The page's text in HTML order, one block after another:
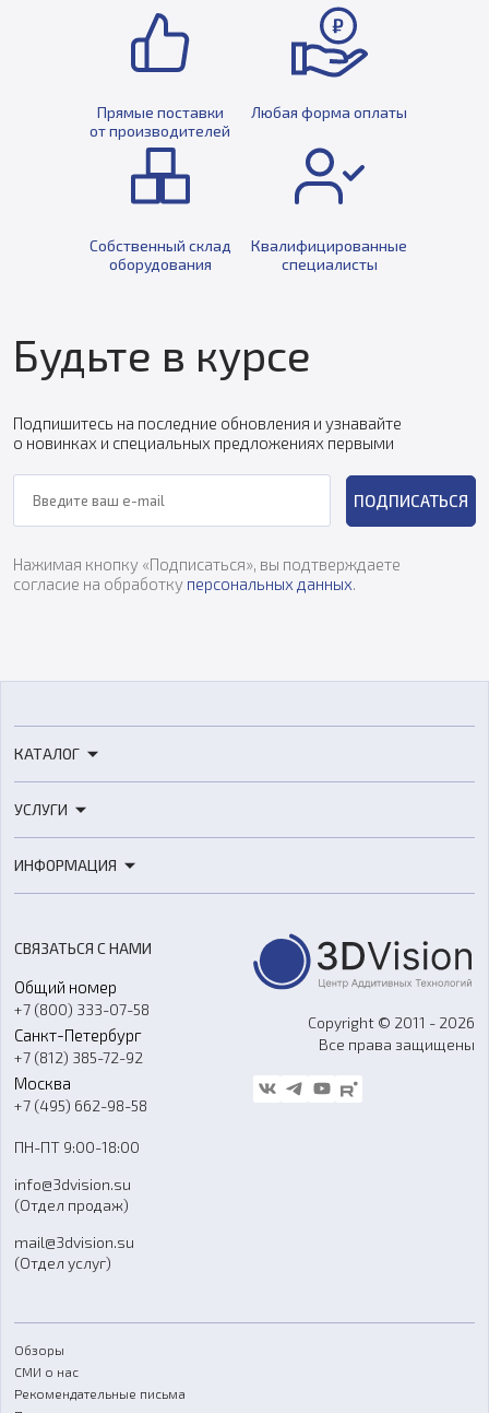
Прямые поставки
от производителей
Любая форма оплаты
Собственный склад
оборудования
Квалифицированные
специалисты
Будьте в курсе
Подпишитесь на последние обновления и узнавайте
о новинках и специальных предложениях первыми
ПОДПИСАТЬСЯ
Нажимая кнопку «Подписаться», вы подтверждаете
согласие на обработку персональных данных.
КАТАЛОГ
3D-сканеры
Расходные материалы
Оборудование и материалы для вакуумного литья
Аксессуары и прочее оборудование
Программное обеспечение
УСЛУГИ
3D-моделирование
Ремонт и услуги
ИНФОРМАЦИЯ
О компании
Контакты
Гос. закупки
Стать дилером
Блог
FAQ
СВЯЗАТЬСЯ С НАМИ
Общий номер
+7 (800) 333-07-58
Санкт-Петербург
+7 (812) 385-72-92
Москва
+7 (495) 662-98-58
ПН-ПТ 9:00-18:00
info@3dvision.su
(Отдел продаж)
mail@3dvision.su
(Отдел услуг)
Copyright © 2011 - 2026
Все права защищены
Обзоры
СМИ о нас
Рекомендательные письма